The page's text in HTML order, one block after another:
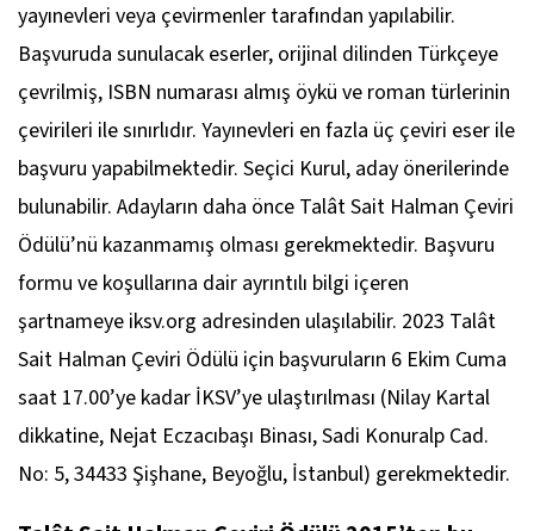
yayınevleri veya çevirmenler tarafından yapılabilir.
Başvuruda sunulacak eserler, orijinal dilinden Türkçeye
çevrilmiş, ISBN numarası almış öykü ve roman türlerinin
çevirileri ile sınırlıdır. Yayınevleri en fazla üç çeviri eser ile
başvuru yapabilmektedir. Seçici Kurul, aday önerilerinde
bulunabilir. Adayların daha önce Talât Sait Halman Çeviri
Ödülü’nü kazanmamış olması gerekmektedir. Başvuru
formu ve koşullarına dair ayrıntılı bilgi içeren
şartnameye iksv.org adresinden ulaşılabilir. 2023 Talât
Sait Halman Çeviri Ödülü için başvuruların 6 Ekim Cuma
saat 17.00’ye kadar İKSV’ye ulaştırılması (Nilay Kartal
dikkatine, Nejat Eczacıbaşı Binası, Sadi Konuralp Cad.
No: 5, 34433 Şişhane, Beyoğlu, İstanbul) gerekmektedir.